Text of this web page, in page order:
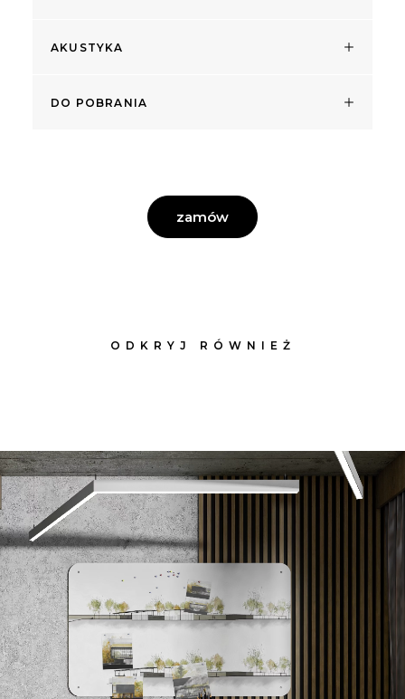
AKUSTYKA
DO POBRANIA
zamów
ODKRYJ RÓWNIEŻ